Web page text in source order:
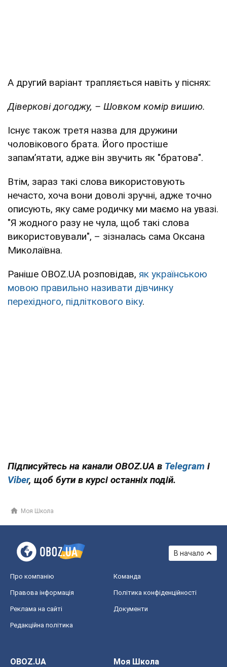
А другий варіант трапляється навіть у піснях:
Діверкові догоджу, – Шовком комір вишию.
Існує також третя назва для дружини
чоловікового брата. Його простіше
запам’ятати, адже він звучить як "братова".
Втім, зараз такі слова використовують
нечасто, хоча вони доволі зручні, адже точно
описують, яку саме родичку ми маємо на увазі.
"Я жодного разу не чула, щоб такі слова
використовували", – зізналась сама Оксана
Миколаївна.
Раніше OBOZ.UA розповідав, як українською
мовою правильно називати дівчинку
перехідного, підліткового віку.
Підписуйтесь на канали OBOZ.UA в Telegram і
Viber, щоб бути в курсі останніх подій.
Моя Школа
В начало
Про компанію Команда
Правова інформація Політика конфіденційності
Реклама на сайті Документи
Редакційна політика
OBOZ.UA
Моя Школа